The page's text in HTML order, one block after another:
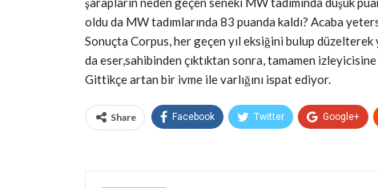
oldu da MW tadımlarında 83 puanda kaldı? Acaba
Sonuçta Corpus, her geçen yıl eksiğini bulup
da eser,sahibinden çıktıktan sonra, tamamen
Gittikçe artan bir ivme ile varlığını ispat ediyor.
Share Facebook Twitter Google+